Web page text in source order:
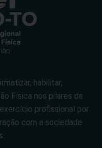
habilitar,
Física nos pilares da
profissional por
com a sociedade